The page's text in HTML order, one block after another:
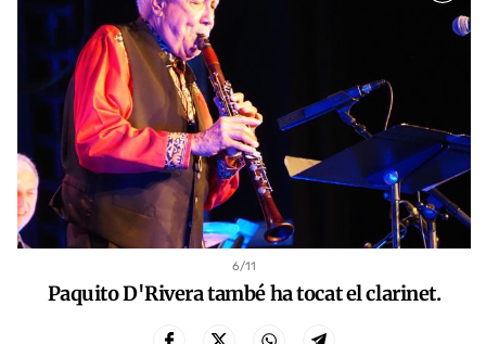
6/11
Paquito D'Rivera també ha tocat el clarinet.